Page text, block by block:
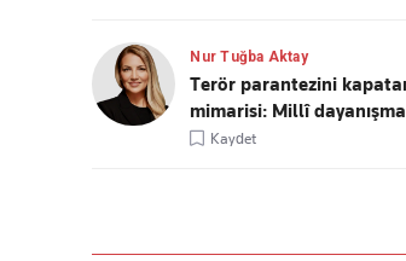
Nur Tuğba Aktay
Terör parantezini
mimarisi: Millî dayanışma
Kaydet